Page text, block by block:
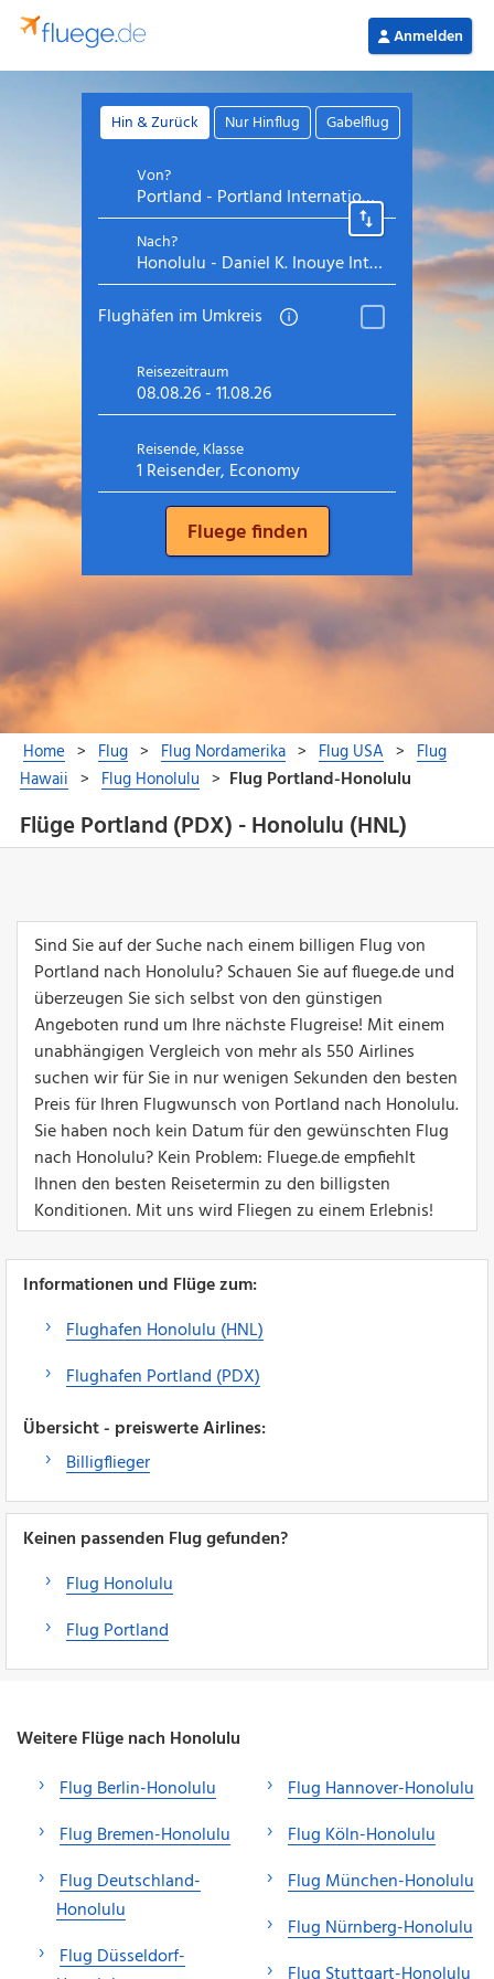
Flüge Portland (PDX) - Honolulu (HNL)
Sind Sie auf der Suche nach einem billigen Flug von
Portland nach Honolulu? Schauen Sie auf fluege.de und
überzeugen Sie sich selbst von den günstigen
Angeboten rund um Ihre nächste Flugreise! Mit einem
unabhängigen Vergleich von mehr als 550 Airlines
suchen wir für Sie in nur wenigen Sekunden den besten
Preis für Ihren Flugwunsch von Portland nach Honolulu.
Sie haben noch kein Datum für den gewünschten Flug
nach Honolulu? Kein Problem: Fluege.de empfiehlt
Ihnen den besten Reisetermin zu den billigsten
Konditionen. Mit uns wird Fliegen zu einem Erlebnis!
Informationen und Flüge zum:
Flughafen Honolulu (HNL)
Flughafen Portland (PDX)
Übersicht - preiswerte Airlines:
Billigflieger
Keinen passenden Flug gefunden?
Flug Honolulu
Flug Portland
Weitere Flüge nach Honolulu
Flug Berlin-Honolulu
Flug Bremen-Honolulu
Flug Deutschland-
Honolulu
Flug Düsseldorf-
Flug Hannover-Honolulu
Flug Köln-Honolulu
Flug München-Honolulu
Flug Nürnberg-Honolulu